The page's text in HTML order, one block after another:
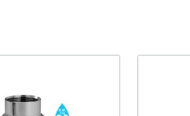
Flüssigkeiten und der